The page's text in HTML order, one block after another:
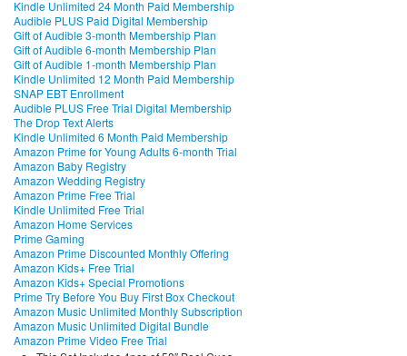
Kindle Unlimited 24 Month Paid Membership
Audible PLUS Paid Digital Membership
Gift of Audible 3-month Membership Plan
Gift of Audible 6-month Membership Plan
Gift of Audible 1-month Membership Plan
Kindle Unlimited 12 Month Paid Membership
SNAP EBT Enrollment
Audible PLUS Free Trial Digital Membership
The Drop Text Alerts
Kindle Unlimited 6 Month Paid Membership
Amazon Prime for Young Adults 6-month Trial
Amazon Baby Registry
Amazon Wedding Registry
Amazon Prime Free Trial
Kindle Unlimited Free Trial
Amazon Home Services
Prime Gaming
Amazon Prime Discounted Monthly Offering
Amazon Kids+ Free Trial
Amazon Kids+ Special Promotions
Prime Try Before You Buy First Box Checkout
Amazon Music Unlimited Monthly Subscription
Amazon Music Unlimited Digital Bundle
Amazon Prime Video Free Trial